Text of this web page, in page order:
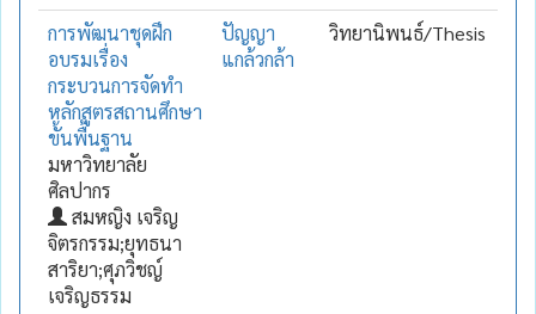
การพัฒนาชุดฝึก
อบรมเรื่อง
กระบวนการจัดทำ
หลักสูตรสถานศึกษา
ขั้นพื้นฐาน
มหาวิทยาลัย
ศิลปากร
สมหญิง เจริญ
จิตรกรรม;ยุทธนา
สาริยา;ศุภวิชญ์
เจริญธรรม
ปัญญา
แกล้วกล้า
วิทยานิพนธ์/Thesis